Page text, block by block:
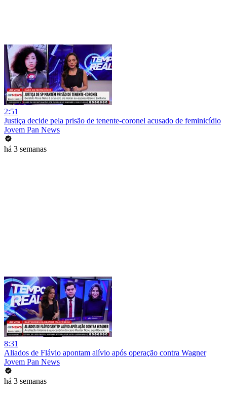
2:51
Justiça decide pela prisão de tenente-coronel acusado de feminicídio
Jovem Pan News
há 3 semanas
8:31
Aliados de Flávio apontam alívio após operação contra Wagner
Jovem Pan News
há 3 semanas